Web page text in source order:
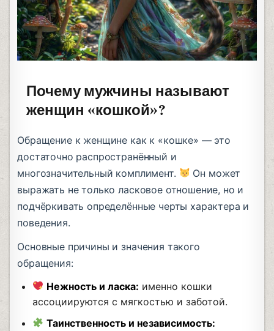
Почему мужчины называют
женщин «кошкой»?
Обращение к женщине как к «кошке» — это
достаточно распространённый и
многозначительный комплимент.
Он может
выражать не только ласковое отношение, но и
подчёркивать определённые черты характера и
поведения.
Основные причины и значения такого
обращения:
Нежность и ласка: именно кошки
ассоциируются с мягкостью и заботой.
Таинственность и независимость: